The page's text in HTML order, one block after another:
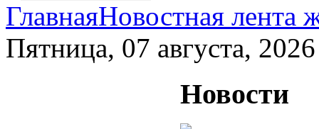
ГлавнаяНовостная лента
Пятница, 07 августа, 2026
Новости